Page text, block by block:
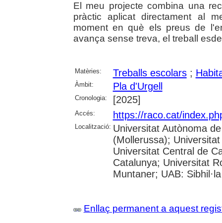
El meu projecte combina una
pràctic aplicat directament al
moment en què els preus de
avança sense treva, el treball
Matèries: Treballs escolars;
Àmbit: Pla d'Urgell
Cronologia: [2025]
Accés: https://raco.cat/
Localització: Universitat Autònoma
(Mollerussa);
Universitat Central de
Catalunya; Universitat
Muntaner; UAB: Sibhil·la
Enllaç permanent a aquest